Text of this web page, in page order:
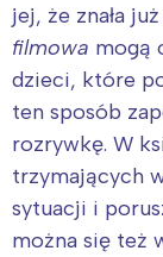
jej, że znała
filmowa mogą
dzieci, które
ten sposób
rozrywkę. W
trzymających
sytuacji i
można się też